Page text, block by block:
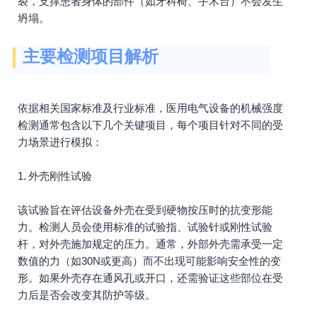
坍塌。
主要检测项目解析
依据相关国家标准及行业标准，医用电气设备的机械强度
检测通常包含以下几个关键项目，每个项目针对不同的受
力场景进行模拟：
1. 外壳刚性试验
该试验旨在评估设备外壳在受到硬物按压时的抗变形能
力。检测人员会使用标准的试验指、试验针或刚性试验
杆，对外壳施加规定的压力。通常，外部外壳需承受一定
数值的力（如30N或更高）而不出现可能影响安全性的变
形。如果外壳存在通风孔或开口，还需验证这些部位在受
力后是否会改变其防护等级。